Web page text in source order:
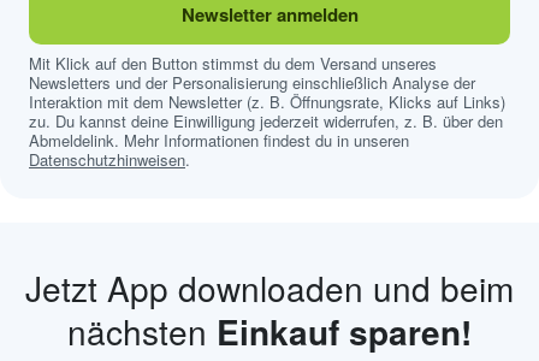
Newsletter anmelden
Mit Klick auf den Button stimmst du dem Versand unseres
Newsletters und der Personalisierung einschließlich Analyse der
Interaktion mit dem Newsletter (z. B. Öffnungsrate, Klicks auf Links)
zu. Du kannst deine Einwilligung jederzeit widerrufen, z. B. über den
Abmeldelink. Mehr Informationen findest du in unseren
Datenschutzhinweisen.
Jetzt App downloaden und beim
nächsten Einkauf sparen!